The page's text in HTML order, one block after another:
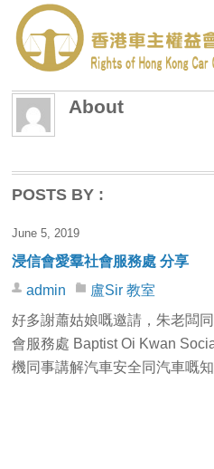
About
POSTS BY :
June 5, 2019
浸信會愛羣社會服務處 分享
admin
盧Sir 教室
好多謝蕭姑娘嘅邀請，朱老闆
會服務處 Baptist Oi Kwan
機同事講解汽車安全同汽車嘅知